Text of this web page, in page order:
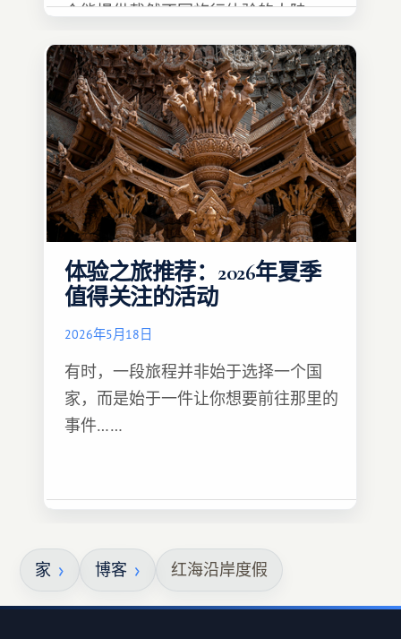
个能提供截然不同旅行体验的大陆。
体验之旅推荐：2026年夏季
值得关注的活动
2026年5月18日
有时，一段旅程并非始于选择一个国
家，而是始于一件让你想要前往那里的
事件……
家 博客 红海沿岸度假